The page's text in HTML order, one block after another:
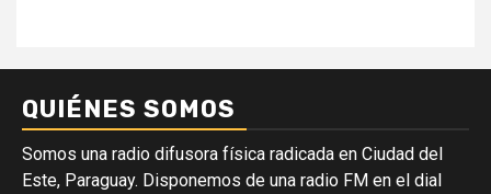
QUIÉNES SOMOS
Somos una radio difusora física radicada en Ciudad del
Este, Paraguay. Disponemos de una radio FM en el dial